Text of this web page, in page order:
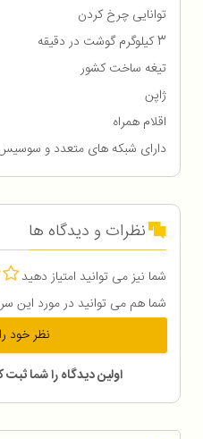
توانایی چرخ کردن
3 کیلوگرم گوشت در دقیقه
تیغه ساخت کشور
ژاپن
اقلام همراه
دارای شبکه های متعدد و سوسیس
نظرات و دیدگاه ها
شما نیز می توانید امتیاز دهید
شما هم می توانید در مورد این
نظر خود
اولین دیدگاه را شما ثبت